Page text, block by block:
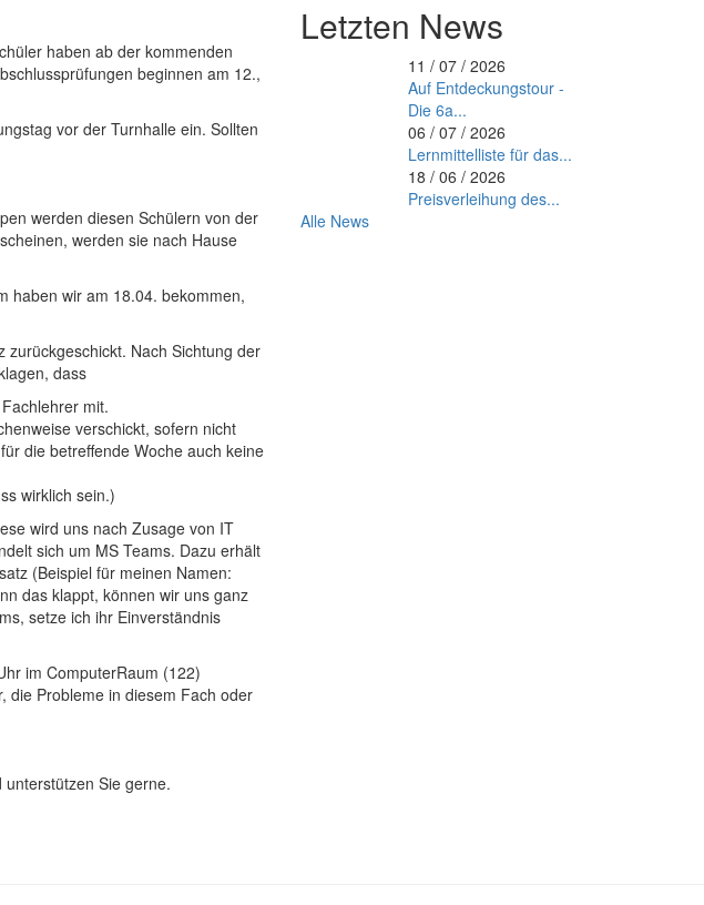
haben ab der kommenden
beginnen am 12.,
vor der Turnhalle ein. Sollten
werden diesen Schülern von der
werden sie nach Hause
haben wir am 18.04. bekommen,
Nach Sichtung der
dass
mit.
verschickt, sofern nicht
die betreffende Woche auch keine
wirklich sein.)
wird uns nach Zusage von IT
sich um MS Teams. Dazu erhält
(Beispiel für meinen Namen:
das klappt, können wir uns ganz
setze ich ihr Einverständnis
im ComputerRaum (122)
die Probleme in diesem Fach oder
Sie gerne.
Letzten News
11 / 07 / 2026
Auf Entdeckungstour -
Die 6a...
06 / 07 / 2026
Lernmittelliste für das...
18 / 06 / 2026
Preisverleihung des...
Alle News